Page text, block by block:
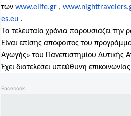
των www.elife.gr,
es.eu.
Τα τελευταία χρόνια παρουσιάζει
Είναι επίσης απόφοιτος του
Αγωγής» του Πανεπιστημίου Δυτικής
Έχει διατελέσει υπεύθυνη
Facebook